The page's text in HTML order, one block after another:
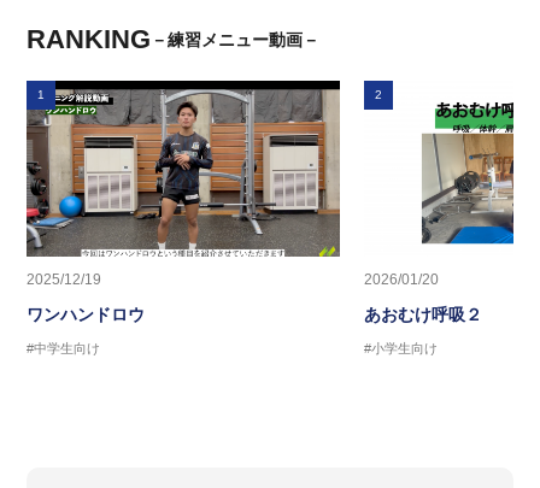
RANKING －練習メニュー動画－
1
2025/12/19
ワンハンドロウ
#中学生向け
2
2026/01/20
あおむけ呼吸２
#小学生向け